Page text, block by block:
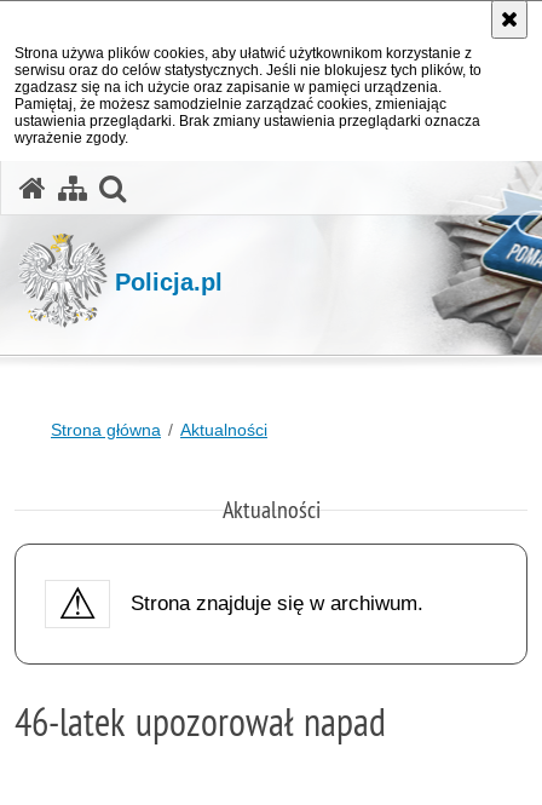
Strona używa plików cookies, aby ułatwić użytkownikom korzystanie z
serwisu oraz do celów statystycznych. Jeśli nie blokujesz tych plików, to
zgadzasz się na ich użycie oraz zapisanie w pamięci urządzenia.
Pamiętaj, że możesz samodzielnie zarządzać cookies, zmieniając
ustawienia przeglądarki. Brak zmiany ustawienia przeglądarki oznacza
wyrażenie zgody.
Policja.pl
Strona główna Aktualności
Aktualności
Strona znajduje się w archiwum.
46-latek upozorował napad